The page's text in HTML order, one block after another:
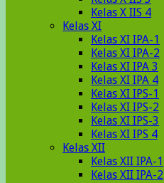
Kelas X IIS 4
Kelas XI
Kelas XI IPA-1
Kelas XI IPA-2
Kelas XI IPA 3
Kelas XI IPA 4
Kelas XI IPS-1
Kelas XI IPS-2
Kelas XI IPS-3
Kelas XI IPS 4
Kelas XII
Kelas XII IPA-1
Kelas XII IPA-2